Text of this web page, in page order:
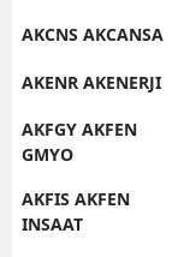
AKCNS AKCANSA
AKENR AKENERJI
AKFGY AKFEN
GMYO
AKFIS AKFEN
INSAAT